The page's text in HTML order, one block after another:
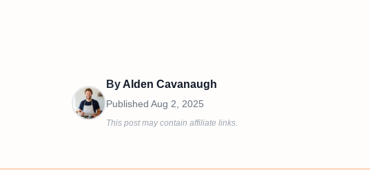
ByAlden Cavanaugh
Published Aug 2, 2025
This post may contain affiliate links.